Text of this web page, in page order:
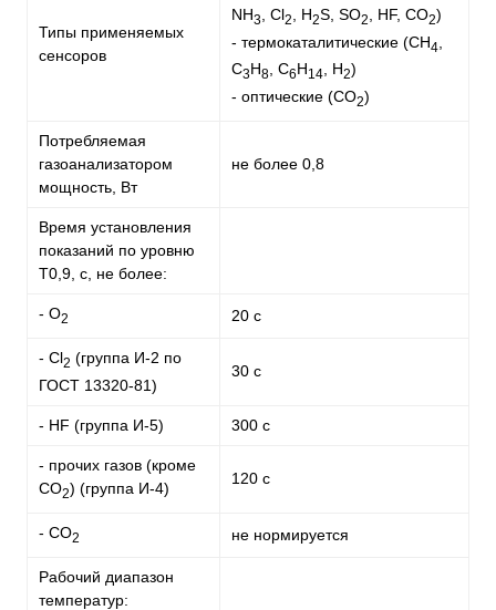
Типы применяемых
сенсоров
NH3 , Cl2 , H2S, SО2 , HF, СO2)
- термокаталитические (СН4
С3Н8, С6Н14, Н2)
- оптические (СO2)
Потребляемая
газоанализатором
мощность, Вт
не более 0,8
Время установления
показаний по уровню
Т0,9, с, не более:
- О2 20 с
- Cl2 (группа И-2 по
ГОСТ 13320-81)
30 с
- HF (группа И-5) 300 с
- прочих газов (кроме
CO2) (группа И-4)
120 с
- СО2 не нормируется
Рабочий диапазон
температур: